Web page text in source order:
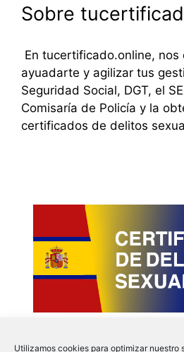
Utilizamos cookies para optimizar nuestro
Sobre
En tucertificado.online, nos
ayuadarte y agilizar tus
Seguridad Social, DGT, el
Comisaría de Policía y la
certificados de delitos